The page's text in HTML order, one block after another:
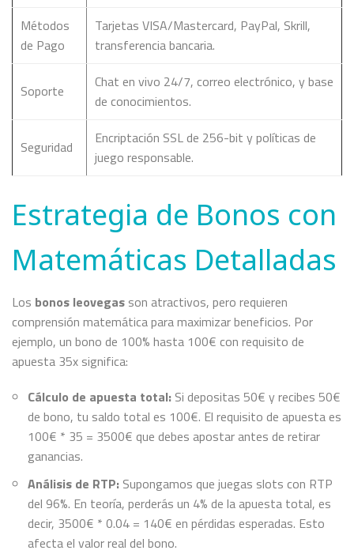
Métodos
de Pago
Tarjetas VISA/Mastercard, PayPal, Skrill,
transferencia bancaria.
Soporte
Chat en vivo 24/7, correo electrónico, y base
de conocimientos.
Seguridad
Encriptación SSL de 256-bit y políticas de
juego responsable.
Estrategia de Bonos con
Matemáticas Detalladas
Los bonos leovegas son atractivos, pero requieren
comprensión matemática para maximizar beneficios. Por
ejemplo, un bono de 100% hasta 100€ con requisito de
apuesta 35x significa:
Cálculo de apuesta total: Si depositas 50€ y recibes 50€
de bono, tu saldo total es 100€. El requisito de apuesta es
100€ * 35 = 3500€ que debes apostar antes de retirar
ganancias.
Análisis de RTP: Supongamos que juegas slots con RTP
del 96%. En teoría, perderás un 4% de la apuesta total, es
decir, 3500€ * 0.04 = 140€ en pérdidas esperadas. Esto
afecta el valor real del bono.